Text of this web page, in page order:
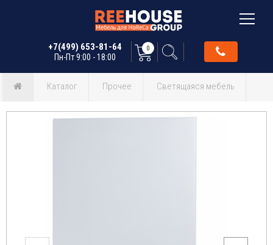
+7(499) 653-81-64
Пн-Пт 9:00 - 18:00
0
Каталог Прочее Светящаяся мебель